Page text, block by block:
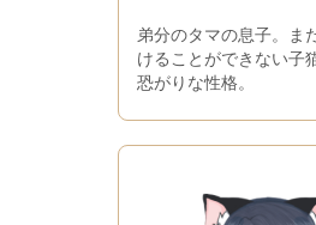
弟分のタマの息子。ま
けることができない子
恐がりな性格。